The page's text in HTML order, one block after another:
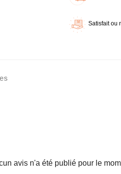
Satisfait ou
avis n'a été publié pour le